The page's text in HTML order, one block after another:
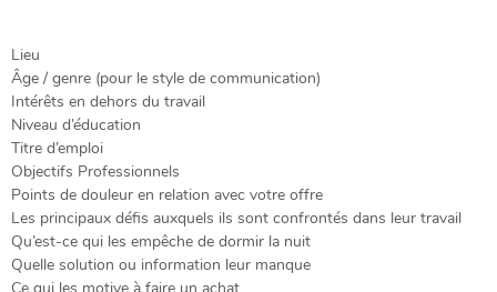
Lieu
Âge / genre (pour le style de communication)
Intérêts en dehors du travail
Niveau d’éducation
Titre d’emploi
Objectifs Professionnels
Points de douleur en relation avec votre offre
Les principaux défis auxquels ils sont confrontés dans leur travail
Qu’est-ce qui les empêche de dormir la nuit
Quelle solution ou information leur manque